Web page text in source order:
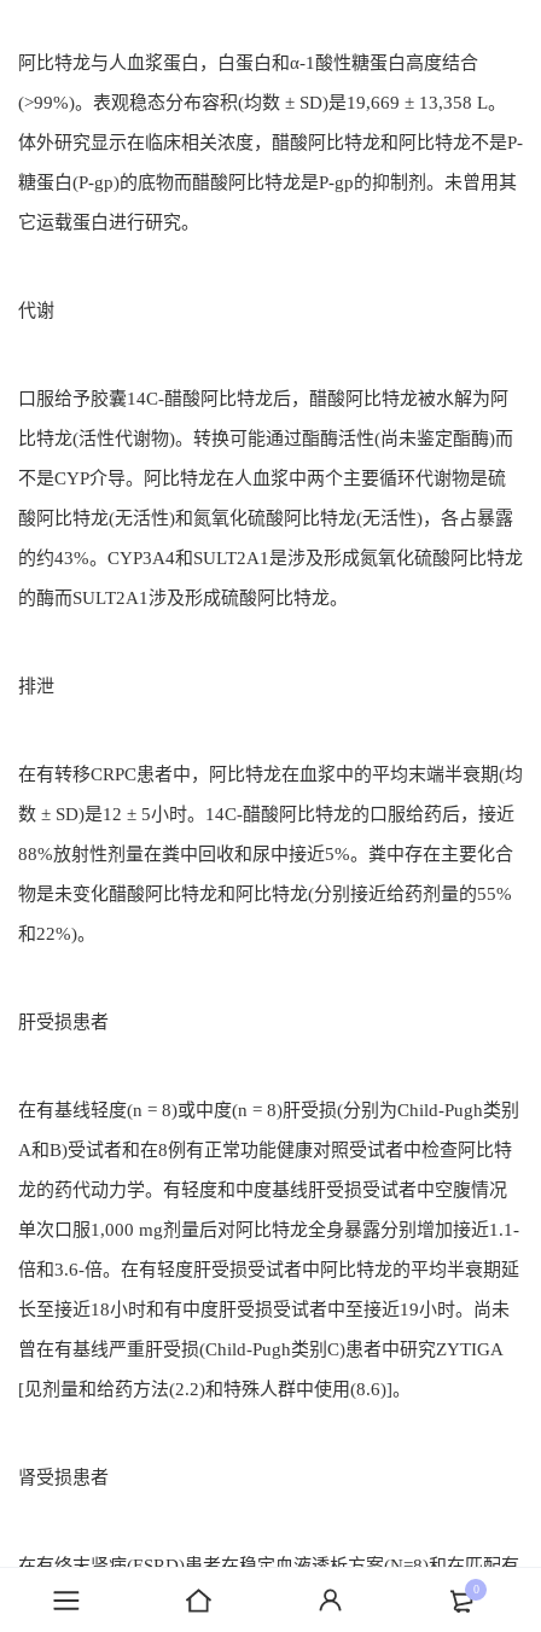
0
阿比特龙与人血浆蛋白，白蛋白和α-1酸性糖蛋白高度结合
(>99%)。表观稳态分布容积(均数 ± SD)是19,669 ± 13,358 L。
体外研究显示在临床相关浓度，醋酸阿比特龙和阿比特龙不是P-
糖蛋白(P-gp)的底物而醋酸阿比特龙是P-gp的抑制剂。未曾用其
它运载蛋白进行研究。
代谢
口服给予胶囊14C-醋酸阿比特龙后，醋酸阿比特龙被水解为阿
比特龙(活性代谢物)。转换可能通过酯酶活性(尚未鉴定酯酶)而
不是CYP介导。阿比特龙在人血浆中两个主要循环代谢物是硫
酸阿比特龙(无活性)和氮氧化硫酸阿比特龙(无活性)，各占暴露
的约43%。CYP3A4和SULT2A1是涉及形成氮氧化硫酸阿比特龙
的酶而SULT2A1涉及形成硫酸阿比特龙。
排泄
在有转移CRPC患者中，阿比特龙在血浆中的平均末端半衰期(均
数 ± SD)是12 ± 5小时。14C-醋酸阿比特龙的口服给药后，接近
88%放射性剂量在粪中回收和尿中接近5%。粪中存在主要化合
物是未变化醋酸阿比特龙和阿比特龙(分别接近给药剂量的55%
和22%)。
肝受损患者
在有基线轻度(n = 8)或中度(n = 8)肝受损(分别为Child-Pugh类别
A和B)受试者和在8例有正常功能健康对照受试者中检查阿比特
龙的药代动力学。有轻度和中度基线肝受损受试者中空腹情况
单次口服1,000 mg剂量后对阿比特龙全身暴露分别增加接近1.1-
倍和3.6-倍。在有轻度肝受损受试者中阿比特龙的平均半衰期延
长至接近18小时和有中度肝受损受试者中至接近19小时。尚未
曾在有基线严重肝受损(Child-Pugh类别C)患者中研究ZYTIGA
[见剂量和给药方法(2.2)和特殊人群中使用(8.6)]。
肾受损患者
在有终末肾病(ESRD)患者在稳定血液透析方案(N=8)和在匹配有
正常肾功能对照受试者(N=8)中检查阿比特龙的药代动力学。在